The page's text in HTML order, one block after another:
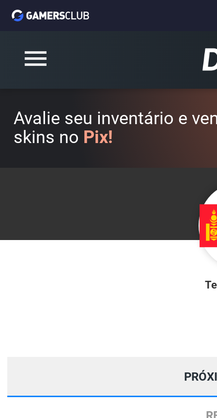
Avalie seu inventário e
skins no Pix!